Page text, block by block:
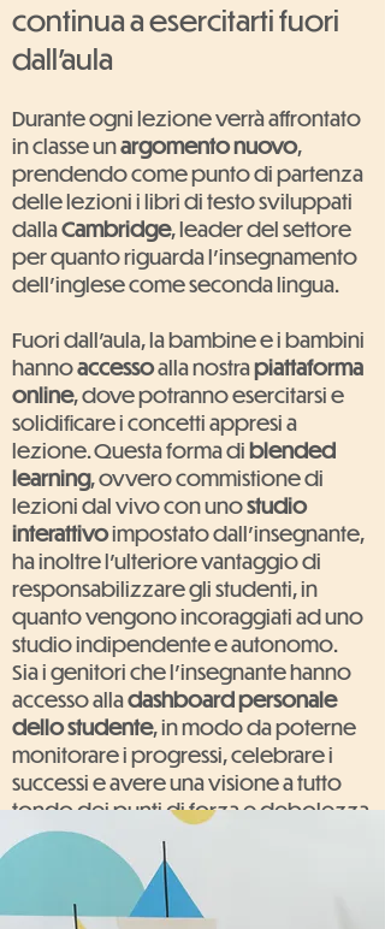
continua a esercitarti fuori
dall'aula
Durante ogni lezione verrà affrontato
in classe unargomento nuovo,
prendendo come punto di partenza
delle lezioni i libri di testo sviluppati
dallaCambridge, leader del settore
per quanto riguarda l'insegnamento
dell'inglese come seconda lingua.
Fuori dall'aula, la bambine e i bambini
hannoaccessoalla nostrapiattaforma
online, dove potranno esercitarsi e
solidificare i concetti appresi a
lezione. Questa forma diblended
learning, ovvero commistione di
lezioni dal vivo con unostudio
interattivoimpostato dall'insegnante,
ha inoltre l'ulteriore vantaggio di
responsabilizzare gli studenti, in
quanto vengono incoraggiati ad uno
studio indipendente e autonomo.
Sia i genitori che l'insegnante hanno
accesso alladashboard personale
dello studente, in modo da poterne
monitorare i progressi, celebrare i
successi e avere una visione a tutto
tondo dei punti di forza e debolezza